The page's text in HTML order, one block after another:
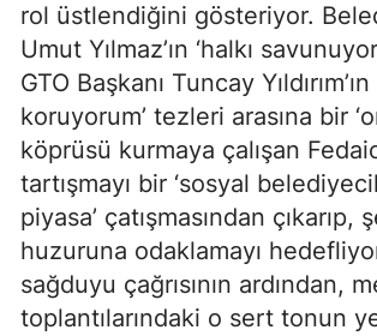
rol üstlendiğini gösteriyor.
Umut Yılmaz’ın ‘halkı
GTO Başkanı Tuncay Yıldırım’ın
koruyorum’ tezleri arasına bir
köprüsü kurmaya çalışan
tartışmayı bir ‘sosyal
piyasa’ çatışmasından çıkarıp,
huzuruna odaklamayı
sağduyu çağrısının ardından,
toplantılarındaki o sert tonun